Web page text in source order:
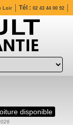
Loir Tél : 02 43 44 00 92
disponible